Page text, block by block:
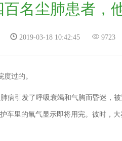
百名尘肺患者，
2019-03-18 10:42:45 9723
过的。
病引发了呼吸衰竭和气胸而昏迷，
车里的氧气显示即将用完。彼时，